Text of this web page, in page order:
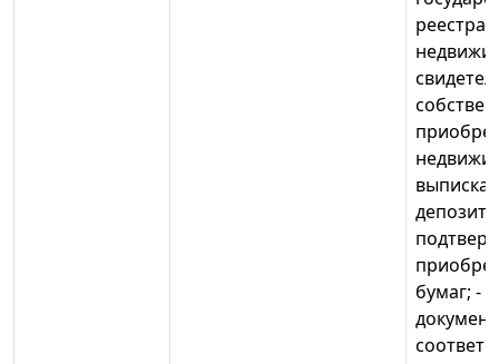
реестра
выписка
бумаг; -